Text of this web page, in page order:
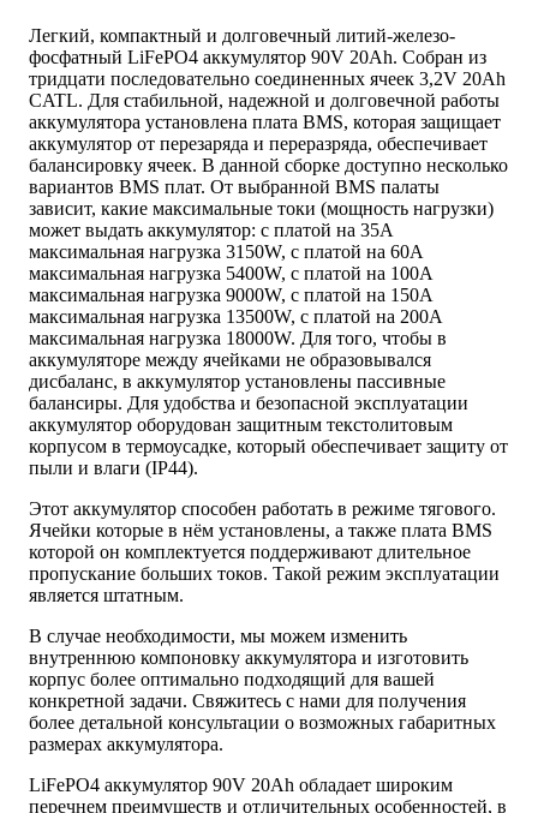
Легкий, компактный и долговечный литий-железо-
фосфатный LiFePO4 аккумулятор 90V 20Ah. Собран из
тридцати последовательно соединенных ячеек 3,2V 20Ah
CATL. Для стабильной, надежной и долговечной работы
аккумулятора установлена плата BMS, которая защищает
аккумулятор от перезаряда и переразряда, обеспечивает
балансировку ячеек. В данной сборке доступно несколько
вариантов BMS плат. От выбранной BMS палаты
зависит, какие максимальные токи (мощность нагрузки)
может выдать аккумулятор: с платой на 35A
максимальная нагрузка 3150W, с платой на 60A
максимальная нагрузка 5400W, с платой на 100A
максимальная нагрузка 9000W, с платой на 150A
максимальная нагрузка 13500W, с платой на 200A
максимальная нагрузка 18000W. Для того, чтобы в
аккумуляторе между ячейками не образовывался
дисбаланс, в аккумулятор установлены пассивные
балансиры. Для удобства и безопасной эксплуатации
аккумулятор оборудован защитным текстолитовым
корпусом в термоусадке, который обеспечивает защиту от
пыли и влаги (IP44).
Этот аккумулятор способен работать в режиме тягового.
Ячейки которые в нём установлены, а также плата BMS
которой он комплектуется поддерживают длительное
пропускание больших токов. Такой режим эксплуатации
является штатным.
В случае необходимости, мы можем изменить
внутреннюю компоновку аккумулятора и изготовить
корпус более оптимально подходящий для вашей
конкретной задачи. Свяжитесь с нами для получения
более детальной консультации о возможных габаритных
размерах аккумулятора.
LiFePO4 аккумулятор 90V 20Ah обладает широким
перечнем преимуществ и отличительных особенностей, в